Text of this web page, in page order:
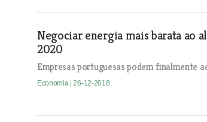
Negociar energia mais barata ao
2020
Empresas portuguesas podem finalmente
Economia | 26-12-2018